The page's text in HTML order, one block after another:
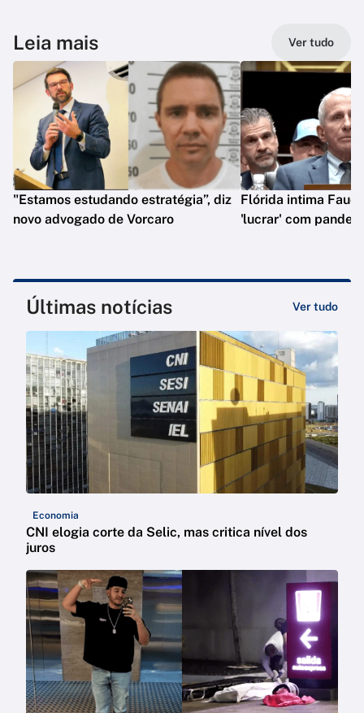
Leia mais Ver tudo
"Estamos estudando estratégia”, diz
novo advogado de Vorcaro
Flórida intima
'lucrar' com
Últimas notícias Ver tudo
Economia
CNI elogia corte da Selic, mas critica nível dos
juros